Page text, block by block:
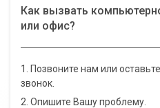
Как вызвать
или офис?
1. Позвоните нам или
звонок.
2. Опишите Вашу проблему.